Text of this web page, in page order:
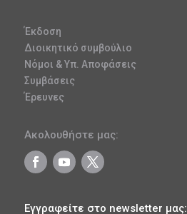
Έκδοση
Διοικητικό συμβούλιο
Νόμοι & Υπ. Αποφάσεις
Συμβάσεις
Έρευνες
Ακολουθήστε μας:
Εγγραφείτε στο newsletter μας: